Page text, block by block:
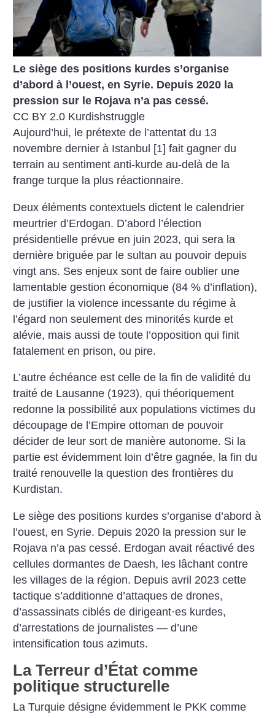
Le siège des positions kurdes s’organise
d’abord à l’ouest, en Syrie. Depuis 2020 la
pression sur le Rojava n’a pas cessé.
CC BY 2.0 Kurdishstruggle
Aujourd’hui, le prétexte de l’attentat du 13
novembre dernier à Istanbul [1] fait gagner du
terrain au sentiment anti-kurde au-delà de la
frange turque la plus réactionnaire.
Deux éléments contextuels dictent le calendrier
meurtrier d’Erdogan. D’abord l’élection
présidentielle prévue en juin 2023, qui sera la
dernière briguée par le sultan au pouvoir depuis
vingt ans. Ses enjeux sont de faire oublier une
lamentable gestion économique (84 % d’inflation),
de justifier la violence incessante du régime à
l’égard non seulement des minorités kurde et
alévie, mais aussi de toute l’opposition qui finit
fatalement en prison, ou pire.
L’autre échéance est celle de la fin de validité du
traité de Lausanne (1923), qui théoriquement
redonne la possibilité aux populations victimes du
découpage de l’Empire ottoman de pouvoir
décider de leur sort de manière autonome. Si la
partie est évidemment loin d’être gagnée, la fin du
traité renouvelle la question des frontières du
Kurdistan.
Le siège des positions kurdes s’organise d’abord à
l’ouest, en Syrie. Depuis 2020 la pression sur le
Rojava n’a pas cessé. Erdogan avait réactivé des
cellules dormantes de Daesh, les lâchant contre
les villages de la région. Depuis avril 2023 cette
tactique s’additionne d’attaques de drones,
d’assassinats ciblés de dirigeant·es kurdes,
d’arrestations de journalistes — d’une
intensification tous azimuts.
La Terreur d’État comme
politique structurelle
La Turquie désigne évidemment le PKK comme